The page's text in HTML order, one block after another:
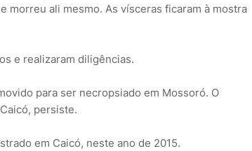
morreu ali mesmo. As vísceras ficaram à mostra
e realizaram diligências.
para ser necropsiado em Mossoró. O
persiste.
em Caicó, neste ano de 2015.